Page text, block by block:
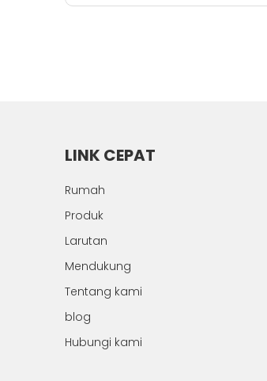
LINK CEPAT
Rumah
Produk
Larutan
Mendukung
Tentang kami
blog
Hubungi kami